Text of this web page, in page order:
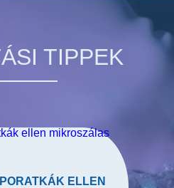
TIPPEK
ELLEN